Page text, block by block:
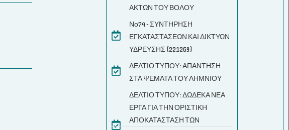
ΑΚΤΩΝ ΤΟΥ ΒΟΛΟΥ
Νο74 - ΣΥΝΤΗΡΗΣΗ
ΕΓΚΑΤΑΣΤΑΣΕΩΝ ΚΑΙ ΔΙΚΤΥΩΝ
ΥΔΡΕΥΣΗΣ (221269)
ΔΕΛΤΙΟ ΤΥΠΟΥ: ΑΠΑΝΤΗΣΗ
ΣΤΑ ΨΕΜΑΤΑ ΤΟΥ ΛΗΜΝΙΟΥ
ΔΕΛΤΙΟ ΤΥΠΟΥ: ΔΩΔΕΚΑ ΝΕΑ
ΕΡΓΑ ΓΙΑ ΤΗΝ ΟΡΙΣΤΙΚΗ
ΑΠΟΚΑΤΑΣΤΑΣΗ ΤΩΝ